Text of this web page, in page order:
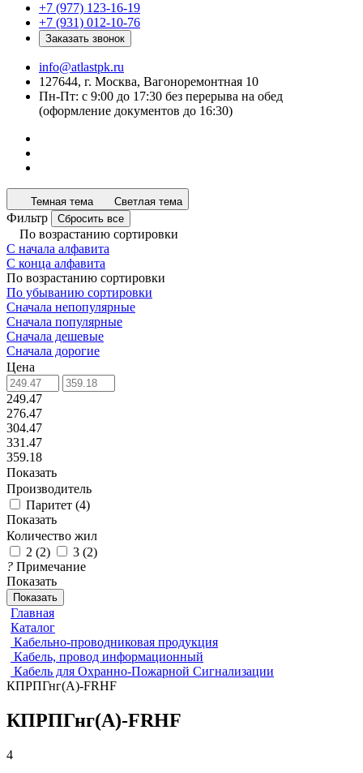
+7 (977) 123-16-19
+7 (931) 012-10-76
Заказать звонок
info@atlastpk.ru
127644, г. Москва, Вагоноремонтная 10
Пн-Пт: с 9:00 до 17:30 без перерыва на обед
(оформление документов до 16:30)
Темная тема Светлая тема
Фильтр Сбросить все
По возрастанию сортировки
С начала алфавита
С конца алфавита
По возрастанию сортировки
По убыванию сортировки
Сначала непопулярные
Сначала популярные
Сначала дешевые
Сначала дорогие
Цена
249.47
276.47
304.47
331.47
359.18
Показать
Производитель
Паритет (4)
Показать
Количество жил
2 (2) 3 (2)
? Примечание
Показать
Показать
Главная
Каталог
Кабельно-проводниковая продукция
Кабель, провод информационный
Кабель для Охранно-Пожарной Сигнализации
КПРПГнг(А)-FRHF
КПРПГнг(А)-FRHF
4